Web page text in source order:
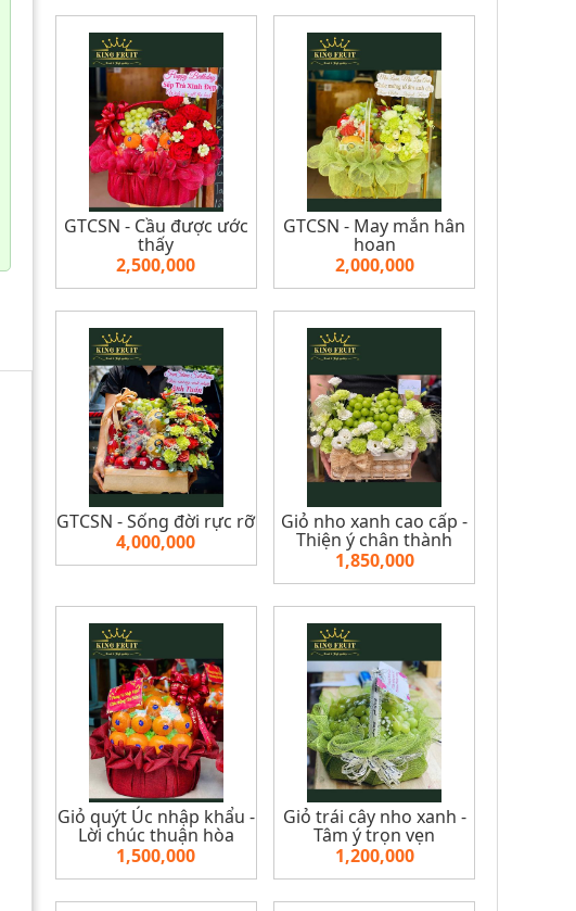
GTCSN - Cầu được ước
thấy
2,500,000
GTCSN - May mắn hân
hoan
2,000,000
GTCSN - Sống đời rực rỡ
4,000,000
Giỏ nho xanh cao cấp -
Thiện ý chân thành
1,850,000
Giỏ quýt Úc nhập khẩu -
Lời chúc thuận hòa
1,500,000
Giỏ trái cây nho xanh -
Tâm ý trọn vẹn
1,200,000